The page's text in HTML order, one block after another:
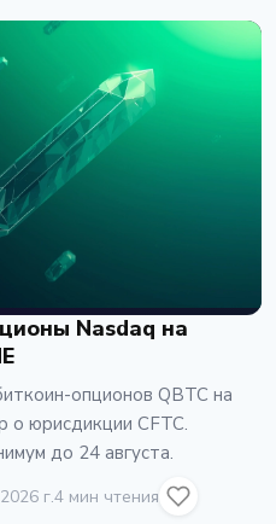
Nasdaq на
опционов QBTC на
о юрисдикции CFTC.
до 24 августа.
г.4 мин чтения